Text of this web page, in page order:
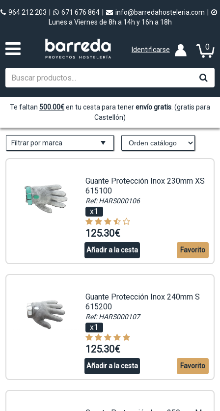
964 212 203 671 676 864 info@barredahosteleria.com
Lunes a Viernes de 8h a 14h y 16h a 18h
0
Identificarse
Te faltan 500.00€en tu cesta para tenerenvío gratis. (gratis para
Castellón)
Filtrar por marca
Guante Protección Inox 230mm XS
615100
Ref: HARS000106
x1
125.30€
Añadir a la cesta Favorito
Guante Protección Inox 240mm S
615200
Ref: HARS000107
x1
125.30€
Añadir a la cesta Favorito